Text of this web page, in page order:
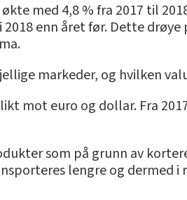
med 4,8 % fra 2017 til
enn året før. Dette
markeder, og hvilken
mot euro og dollar. Fra
som på grunn av
lengre og dermed